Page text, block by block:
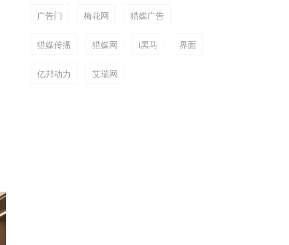
广告门 梅花网 猎媒广告
猎媒传播 猎媒网 i黑马 界面
亿邦动力 艾瑞网